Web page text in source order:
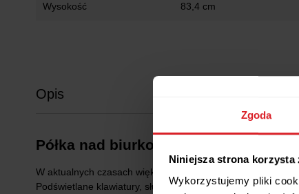
Zgoda
Niniejsza strona korzysta
Wykorzystujemy pliki
Wysokość 83,4 cm
Opis
Półka nad biurko dla graczy
W aktualnych czasach większość z nas albo sama jest
Podświetlane klawiatury, słuchawki, kable, dodatkowe